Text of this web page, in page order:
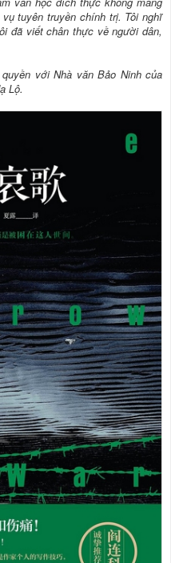
tuyên truyền chính trị. Tôi nghĩ
đã viết chân thực về người dân,
với Nhà văn Bảo Ninh của
Lộ.